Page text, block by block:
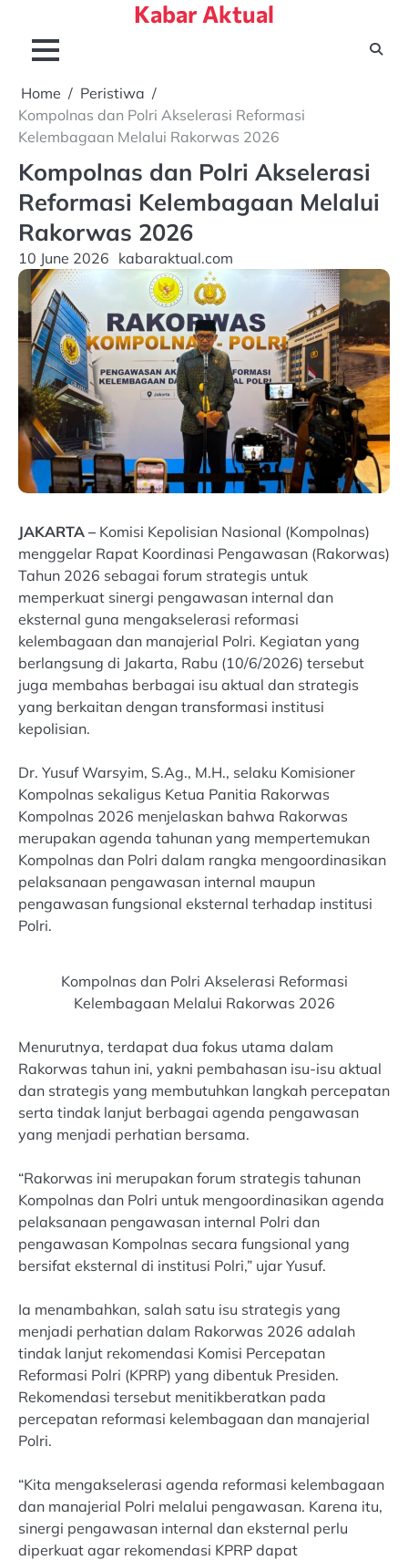
content
Kabar Aktual
Home
Peristiwa
Kompolnas dan Polri Akselerasi Reformasi
Kelembagaan Melalui Rakorwas 2026
Kompolnas dan Polri Akselerasi
Reformasi Kelembagaan Melalui
Rakorwas 2026
10 June 2026 kabaraktual.com
JAKARTA –Komisi Kepolisian Nasional (Kompolnas)
menggelar Rapat Koordinasi Pengawasan (Rakorwas)
Tahun 2026 sebagai forum strategis untuk
memperkuat sinergi pengawasan internal dan
eksternal guna mengakselerasi reformasi
kelembagaan dan manajerial Polri. Kegiatan yang
berlangsung di Jakarta, Rabu (10/6/2026) tersebut
juga membahas berbagai isu aktual dan strategis
yang berkaitan dengan transformasi institusi
kepolisian.
Dr. Yusuf Warsyim, S.Ag., M.H., selaku Komisioner
Kompolnas sekaligus Ketua Panitia Rakorwas
Kompolnas 2026 menjelaskan bahwa Rakorwas
merupakan agenda tahunan yang mempertemukan
Kompolnas dan Polri dalam rangka mengoordinasikan
pelaksanaan pengawasan internal maupun
pengawasan fungsional eksternal terhadap institusi
Polri.
Kompolnas dan Polri Akselerasi Reformasi
Kelembagaan Melalui Rakorwas 2026
Menurutnya, terdapat dua fokus utama dalam
Rakorwas tahun ini, yakni pembahasan isu-isu aktual
dan strategis yang membutuhkan langkah percepatan
serta tindak lanjut berbagai agenda pengawasan
yang menjadi perhatian bersama.
“Rakorwas ini merupakan forum strategis tahunan
Kompolnas dan Polri untuk mengoordinasikan agenda
pelaksanaan pengawasan internal Polri dan
pengawasan Kompolnas secara fungsional yang
bersifat eksternal di institusi Polri,” ujar Yusuf.
Ia menambahkan, salah satu isu strategis yang
menjadi perhatian dalam Rakorwas 2026 adalah
tindak lanjut rekomendasi Komisi Percepatan
Reformasi Polri (KPRP) yang dibentuk Presiden.
Rekomendasi tersebut menitikberatkan pada
percepatan reformasi kelembagaan dan manajerial
Polri.
“Kita mengakselerasi agenda reformasi kelembagaan
dan manajerial Polri melalui pengawasan. Karena itu,
sinergi pengawasan internal dan eksternal perlu
diperkuat agar rekomendasi KPRP dapat